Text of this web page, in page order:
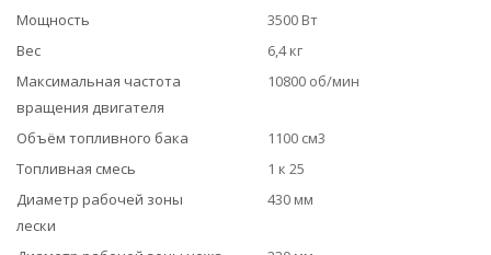
Мощность
3500 Вт
Вес
6,4 кг
Максимальная частота
вращения двигателя
10800 об/мин
Объём топливного бака
1100 см3
Топливная смесь
1 к 25
Диаметр рабочей зоны
лески
430 мм